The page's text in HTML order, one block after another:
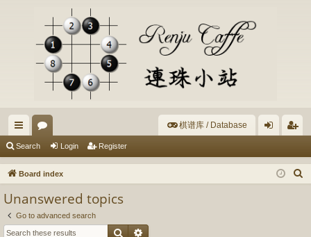
ui
ck
or
u
棋谱库 / Database
in ist
Search Login Register
Board index
Unanswered topics
Go to advanced search
Search